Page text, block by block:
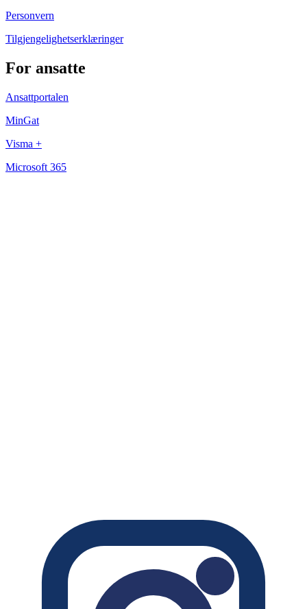
Personvern
Tilgjengelighetserklæringer
For ansatte
Ansattportalen
MinGat
Visma +
Microsoft 365